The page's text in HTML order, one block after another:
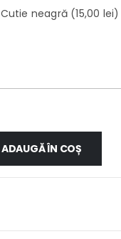
Cutie neagră (15,00 lei)
ADAUGĂ ÎN COȘ